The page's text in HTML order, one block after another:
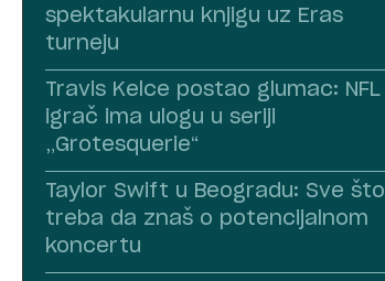
spektakularnu knjigu uz Eras
turneju
Travis Kelce postao glumac: NFL
igrač ima ulogu u seriji
„Grotesquerie“
Taylor Swift u Beogradu: Sve što
treba da znaš o potencijalnom
koncertu